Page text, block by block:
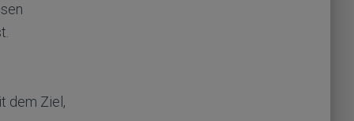
dem Ziel,